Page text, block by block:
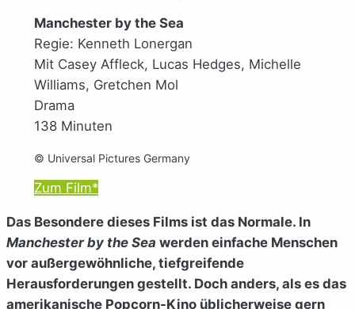
Manchester by the Sea
Regie: Kenneth Lonergan
Mit Casey Affleck, Lucas Hedges, Michelle
Williams, Gretchen Mol
Drama
138 Minuten
© Universal Pictures Germany
Zum Film*
Das Besondere dieses Films ist das Normale. In
Manchester by the Sea werden einfache Menschen
vor außergewöhnliche, tiefgreifende
Herausforderungen gestellt. Doch anders, als es das
amerikanische Popcorn-Kino üblicherweise gern